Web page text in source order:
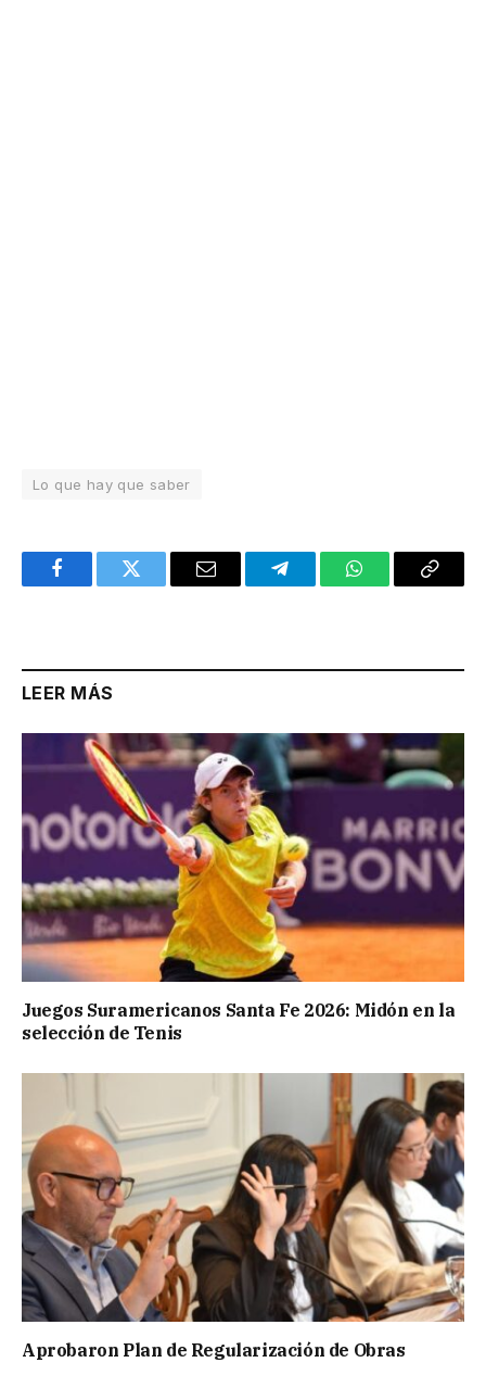
Lo que hay que saber
FacebookTwitter Email TelegramWhatsAppCopy
LEER MÁS
Juegos Suramericanos Santa Fe 2026: Midón en la
selección de Tenis
Aprobaron Plan de Regularización de Obras